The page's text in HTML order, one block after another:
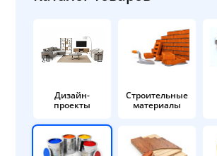
Дизайн-
проекты
Строительные
материалы